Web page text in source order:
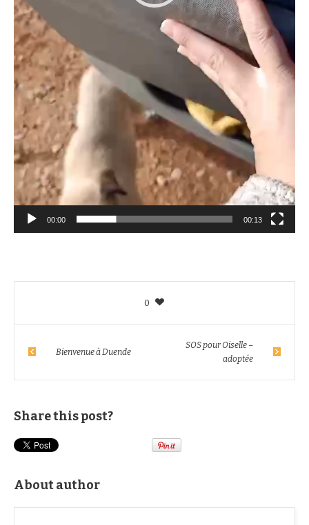
00:00 00:13
0
Bienvenue à Duende
SOS pour Oiselle –
adoptée
Share this post?
About author